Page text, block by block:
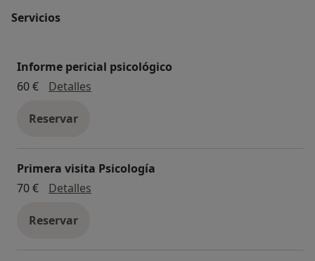
laboral, familiar i grups coercitius (sectes) tant a nivell
Formació: Cursos d' Habilitats Socials, Autoestima,
Inteligencia emocional, Meditació, etc.
PEHUÉN es un centro de Psicología, Formación y
Mediación situado en Igualada, comarca de la Anoia.
Ofrecemos:
Terapia Juvenil y adultos. Terapia individual, de pareja
y/o familiar.
Servicios
Informe pericial psicológico
60 €
Detalles
Reservar
Primera visita Psicología
70 €
Detalles
Reservar